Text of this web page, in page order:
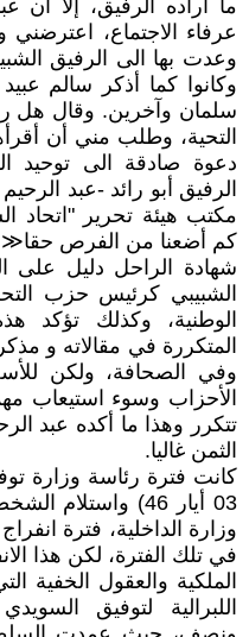
ما أراده الرفيق، إلا
عرفاء الاجتماع،
وعدت بها الى الرفيق
وكانوا كما أذكر سالم
سلمان وآخرين. وقال هل
التحية، وطلب مني أن
دعوة صادقة الى توحيد
الرفيق أبو رائد -عبد
مكتب هيئة تحرير "اتحاد
كم أضعنا من الفرص حقا≪ ]
شهادة الراحل دليل على
الشبيبي كرئيس حزب
الوطنية، وكذلك تؤكد
المتكررة في مقالاته و
وفي الصحافة، ولكن
الأحزاب وسوء استيعاب
تتكرر وهذا ما أكده عبد
الثمن غاليا.
03 أيار 46)
وزارة الداخلية، فترة
في تلك الفترة، لكن هذا
الملكية والعقول الخفية
اللبرالية لتوفيق